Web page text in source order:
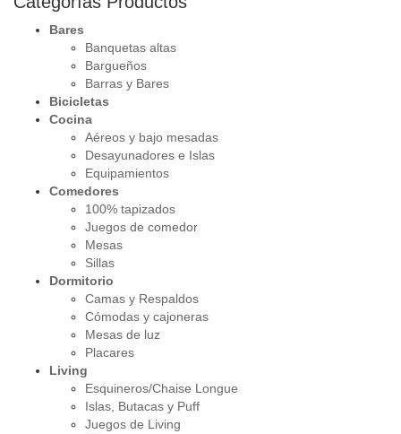
Bares
Banquetas altas
Bargueños
Barras y Bares
Bicicletas
Cocina
Aéreos y bajo mesadas
Desayunadores e Islas
Equipamientos
Comedores
100% tapizados
Juegos de comedor
Mesas
Sillas
Dormitorio
Camas y Respaldos
Cómodas y cajoneras
Mesas de luz
Placares
Living
Esquineros/Chaise Longue
Islas, Butacas y Puff
Juegos de Living